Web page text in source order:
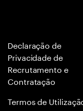
Declaração de
Privacidade de
Recrutamento e
Contratação
Termos de